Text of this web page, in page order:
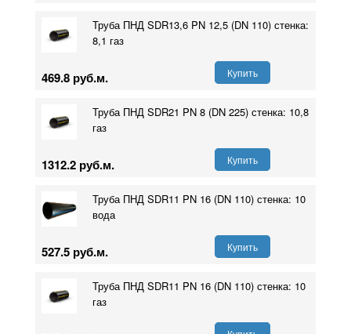
Труба ПНД SDR13,6 PN 12,5 (DN 110) стенка:
8,1 газ
469.8 руб.м. Купить
Труба ПНД SDR21 PN 8 (DN 225) стенка: 10,8
газ
1312.2 руб.м. Купить
Труба ПНД SDR11 PN 16 (DN 110) стенка: 10
вода
527.5 руб.м. Купить
Труба ПНД SDR11 PN 16 (DN 110) стенка: 10
газ